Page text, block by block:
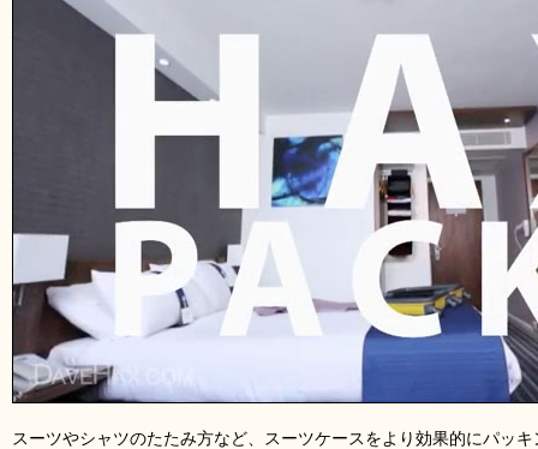
スーツやシャツのたたみ方など、スーツケースをより効果的にパッ